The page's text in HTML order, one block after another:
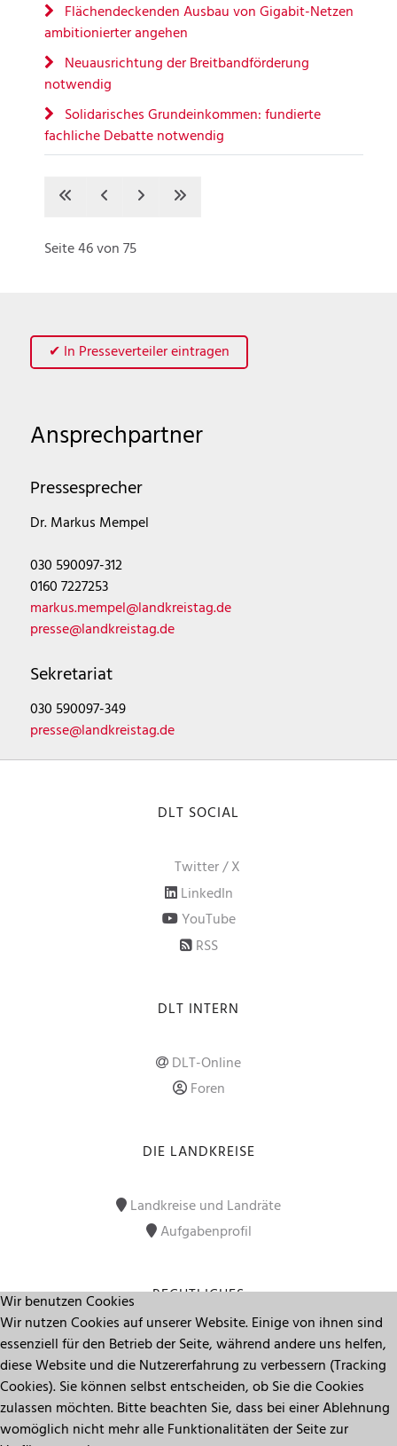
Flächendeckenden Ausbau von Gigabit-Netzen
ambitionierter angehen
Neuausrichtung der Breitbandförderung
notwendig
Solidarisches Grundeinkommen: fundierte
fachliche Debatte notwendig
Seite 46 von 75
✔ In Presseverteiler eintragen
Ansprechpartner
Pressesprecher
Dr. Markus Mempel
030 590097-312
0160 7227253
markus.mempel@landkreistag.de
presse@landkreistag.de
Sekretariat
030 590097-349
presse@landkreistag.de
DLT SOCIAL
Twitter / X
LinkedIn
YouTube
RSS
DLT INTERN
DLT-Online
Foren
DIE LANDKREISE
Landkreise und Landräte
Aufgabenprofil
RECHTLICHES
Impressum
Datenschutz
Seitenanfang
Wir benutzen Cookies
Wir nutzen Cookies auf unserer Website. Einige von ihnen sind
essenziell für den Betrieb der Seite, während andere uns helfen,
diese Website und die Nutzererfahrung zu verbessern (Tracking
Cookies). Sie können selbst entscheiden, ob Sie die Cookies
zulassen möchten. Bitte beachten Sie, dass bei einer Ablehnung
womöglich nicht mehr alle Funktionalitäten der Seite zur